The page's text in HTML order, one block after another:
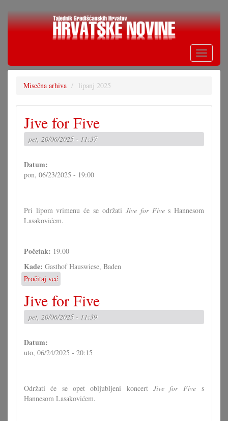
Skoči
Toggle
Misečna arhiva lipanj 2025
Jive for Five
pet, 20/06/2025 - 11:37
Datum:
pon, 06/23/2025 - 19:00
Pri lipom vrimenu će se održatiJive for Fives Hannesom
Lasakovićem.
Početak: 19.00
Kade: Gasthof Hauswiese, Baden
Pročitaj već
Jive
for
Five
Jive for Five
pet, 20/06/2025 - 11:39
Datum:
uto, 06/24/2025 - 20:15
Održati će se opet obljubljeni koncert Jive for Fives
Hannesom Lasakovićem.